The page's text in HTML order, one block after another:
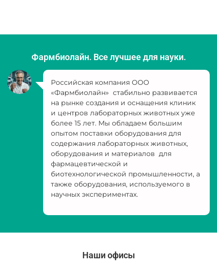
Фармбиолайн. Все лучшее для науки.
Российская компания ООО
«Фармбиолайн» стабильно развивается
на рынке создания и оснащения клиник
и центров лабораторных животных уже
более 15 лет. Мы обладаем большим
опытом поставки оборудования для
содержания лабораторных животных,
оборудования и материалов для
фармацевтической и
биотехнологической промышленности, а
также оборудования, используемого в
научных экспериментах.
Наши офисы